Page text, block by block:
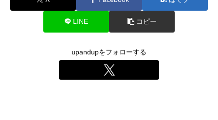
LINE コピー
upandupをフォローする